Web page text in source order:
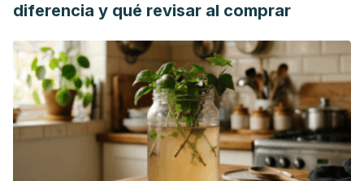
diferencia y qué revisar al comprar